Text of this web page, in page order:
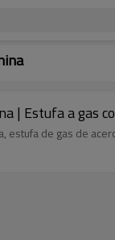
| Estufa a gas
estufa de gas de